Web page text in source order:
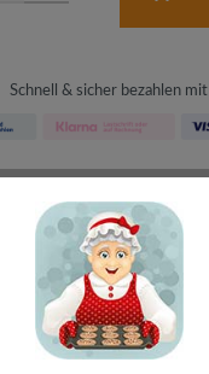
Schnell & sicher bezahlen mit
aus Waiblingen
bestellen
– Frag den Profi!
und persönlich
Jahre Erfahrung